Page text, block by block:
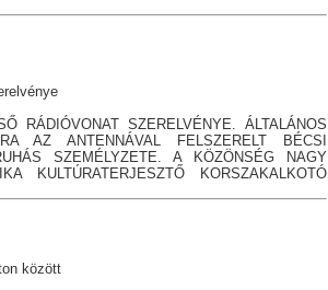
RÁDIÓVONAT SZERELVÉNYE. ÁLTALÁNOS
AZ ANTENNÁVAL FELSZERELT BÉCSI
SZEMÉLYZETE. A KÖZÖNSÉG NAGY
KULTÚRATERJESZTŐ KORSZAKALKOTÓ
között